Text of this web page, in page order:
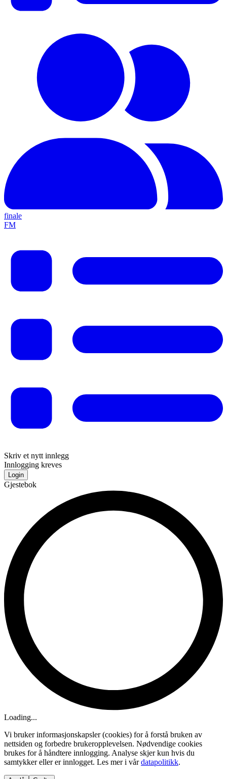
finale
FM
Skriv et nytt innlegg
Innlogging kreves
Login
Gjestebok
Loading...
Vi bruker informasjonskapsler (cookies) for å forstå bruken av
nettsiden og forbedre brukeropplevelsen. Nødvendige cookies
brukes for å håndtere innlogging. Analyse skjer kun hvis du
samtykker eller er innlogget. Les mer i vår datapolitikk.